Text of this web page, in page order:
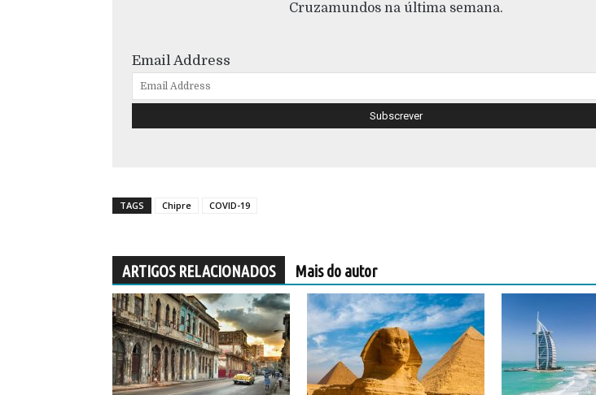
Cruzamundos na última semana.
Email Address
TAGS Chipre COVID-19
ARTIGOS RELACIONADOS Mais do autor